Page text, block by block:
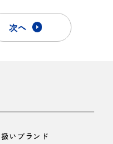
次へ
いブランド